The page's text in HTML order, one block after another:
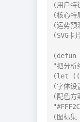
(用户
(核心
(运势
(SVG
(defun
"把分析
(let ((
(字体
(配色
(图标